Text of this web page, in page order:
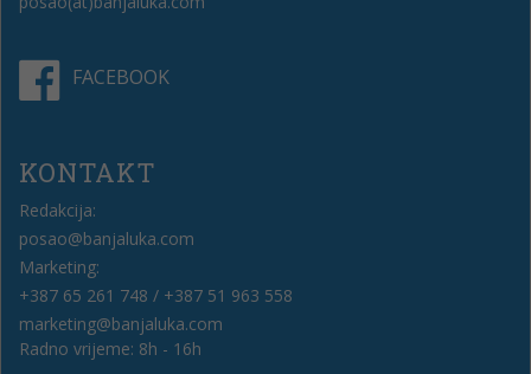
FACEBOOK
KONTAKT
Redakcija:
posao@banjaluka.com
Marketing:
+387 65 261 748 / +387 51 963 558
marketing@banjaluka.com
Radno vrijeme: 8h - 16h